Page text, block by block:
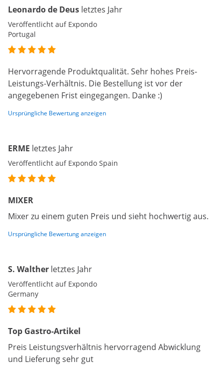
Leonardo de Deus letztes Jahr
Veröffentlicht auf Expondo
Portugal
Hervorragende Produktqualität. Sehr hohes Preis-
Leistungs-Verhältnis. Die Bestellung ist vor der
angegebenen Frist eingegangen. Danke :)
Ursprüngliche Bewertung anzeigen
ERME letztes Jahr
Veröffentlicht auf Expondo Spain
MIXER
Mixer zu einem guten Preis und sieht hochwertig aus.
Ursprüngliche Bewertung anzeigen
S. Walther letztes Jahr
Veröffentlicht auf Expondo
Germany
Top Gastro-Artikel
Preis Leistungsverhältnis hervorragend Abwicklung
und Lieferung sehr gut